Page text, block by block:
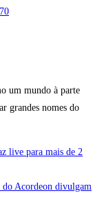
um mundo à parte
grandes nomes do
live para mais de 2